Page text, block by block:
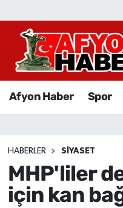
Afyon Haber Spor
HABERLER SIYASET
MHP'liler
için kan
Afyon Haber
Sağlık
Eğitim